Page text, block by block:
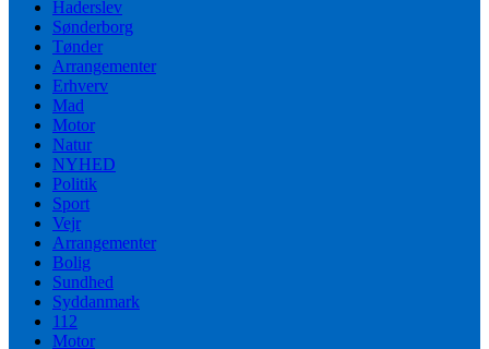
Haderslev
Sønderborg
Tønder
Arrangementer
Erhverv
Mad
Motor
Natur
NYHED
Politik
Sport
Vejr
Arrangementer
Bolig
Sundhed
Syddanmark
112
Motor